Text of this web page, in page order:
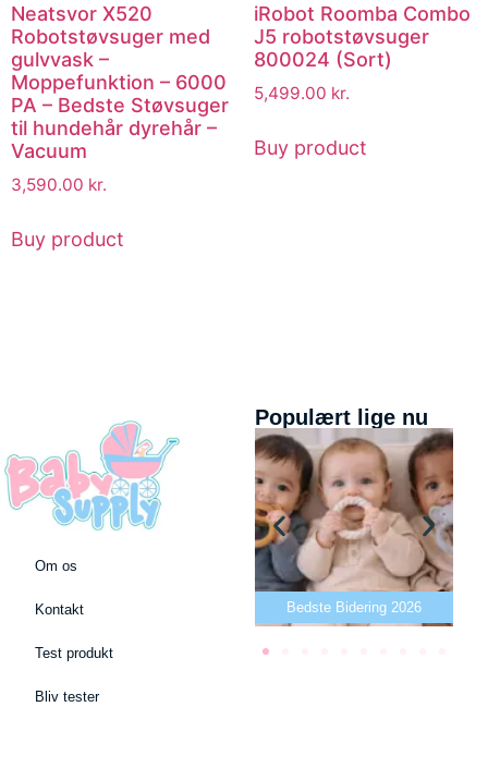
Neatsvor X520
Robotstøvsuger med
gulvvask –
Moppefunktion – 6000
PA – Bedste Støvsuger
til hundehår dyrehår –
Vacuum
3,590.00 kr.
Buy product
iRobot Roomba Combo
J5 robotstøvsuger
800024 (Sort)
5,499.00 kr.
Buy product
Om os
Kontakt
Test produkt
Bliv tester
Populært lige nu
Bedste puslepude 2026 Bedste Bidering 2026